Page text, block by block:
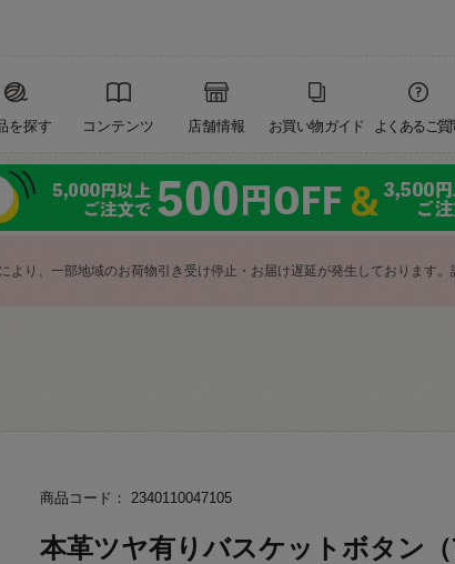
を探す コンテンツ 店舗情報 お買い物ガイド よくあるご質
より、一部地域のお荷物引き受け停止・お届け遅延が発生しております。
商品コード： 2340110047105
本革ツヤ有りバスケットボタン（